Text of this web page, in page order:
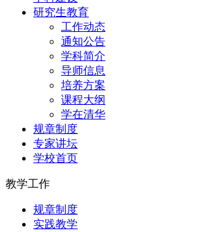
研究生教育
工作动态
通知公告
学科简介
导师信息
培养方案
课程大纲
学在清华
规章制度
专家讲坛
学校首页
教学工作
规章制度
实践教学